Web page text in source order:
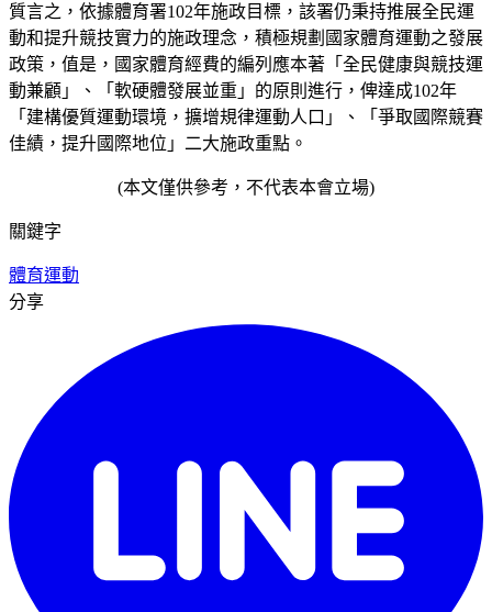
質言之，依據體育署102年施政目標，該署仍秉持推展全民運
動和提升競技實力的施政理念，積極規劃國家體育運動之發展
政策，值是，國家體育經費的編列應本著「全民健康與競技運
動兼顧」、「軟硬體發展並重」的原則進行，俾達成102年
「建構優質運動環境，擴增規律運動人口」、「爭取國際競賽
佳績，提升國際地位」二大施政重點。
(本文僅供參考，不代表本會立場)
關鍵字
體育運動
分享